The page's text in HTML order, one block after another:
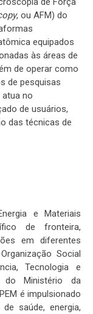
, ou AFM) do
equipados
às áreas de
de operar como
de pesquisas
no
de usuários,
das técnicas de
e Materiais
de fronteira,
em diferentes
Social
Tecnologia e
do Ministério da
é impulsionado
saúde, energia,